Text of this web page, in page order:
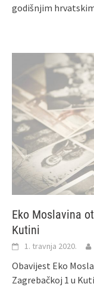
godišnjim
Eko Moslavina
Kutini
1. travnja 2020.
Obavijest Eko
Zagrebačkoj 1 u